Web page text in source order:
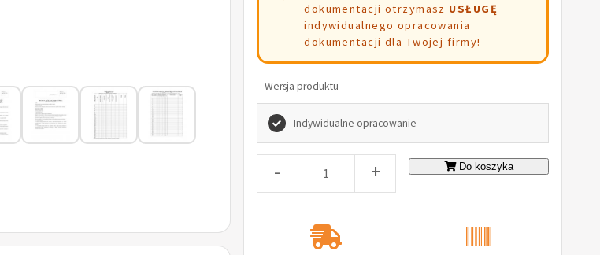
dokumentacji otrzymasz USŁUGĘ
indywidualnego opracowania
dokumentacji dla Twojej firmy!
Wersja produktu
Indywidualne opracowanie
- + Do koszyka